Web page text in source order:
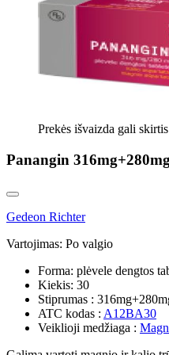
Prekės išvaizda gali
Panangin
Gedeon Richter
Vartojimas: Po valgio
Forma: plėvele dengtos
Kiekis: 30
Stiprumas :
ATC kodas : A12BA30
Veiklioji medžiaga :